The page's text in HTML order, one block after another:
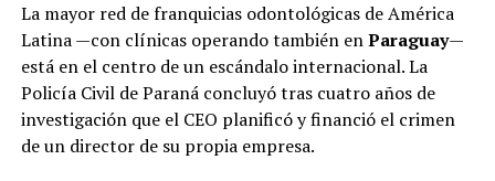
La mayor red de franquicias odontológicas de América
Latina —con clínicas operando también enParaguay—
está en el centro de un escándalo internacional. La
Policía Civil de Paraná concluyó tras cuatro años de
investigación que el CEO planificó y financió el crimen
de un director de su propia empresa.